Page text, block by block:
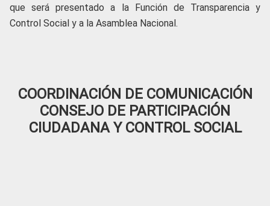
que será presentado a la Función de Transparencia y
Control Social y a la Asamblea Nacional.
COORDINACIÓN DE COMUNICACIÓN
CONSEJO DE PARTICIPACIÓN
CIUDADANA Y CONTROL SOCIAL